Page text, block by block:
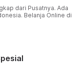
dari Pusatnya. Ada
Belanja Online di